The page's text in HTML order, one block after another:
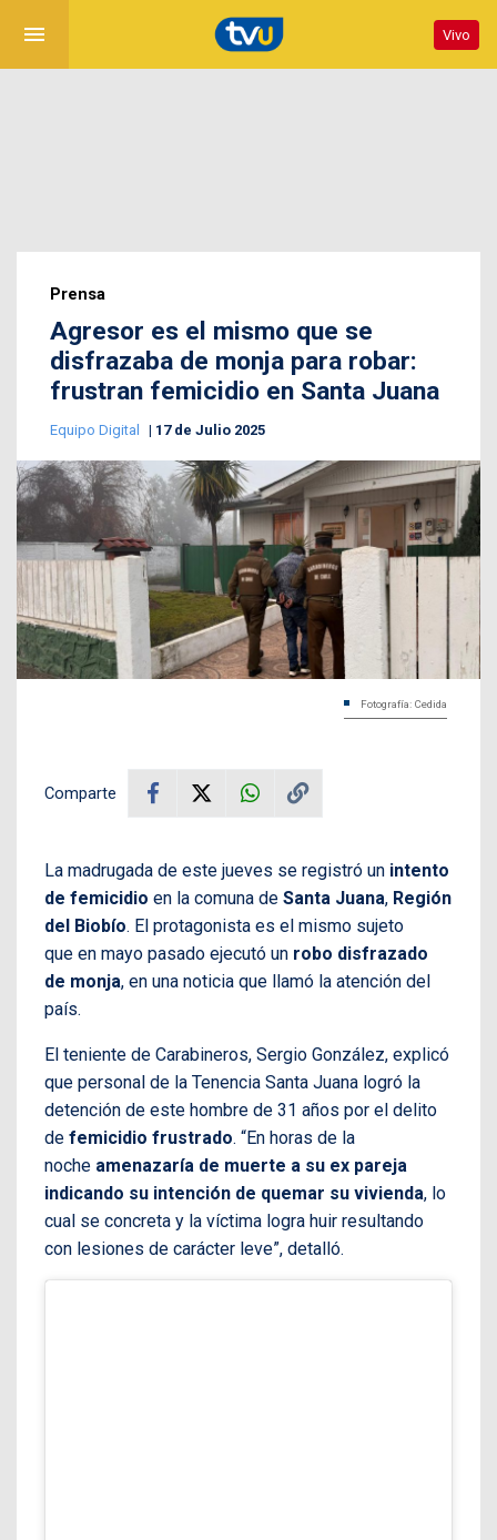
menu Vivo
Prensa
Agresor es el mismo que se
disfrazaba de monja para robar:
frustran femicidio en Santa Juana
Equipo Digital 17 de Julio 2025
Fotografía: Cedida
Comparte
La madrugada de este jueves se registró un intento
de femicidio en la comuna de Santa Juana, Región
del Biobío. El protagonista es el mismo sujeto
que en mayo pasado ejecutó un robo disfrazado
de monja, en una noticia que llamó la atención del
país.
El teniente de Carabineros, Sergio González, explicó
que personal de la Tenencia Santa Juana logró la
detención de este hombre de 31 años por el delito
de femicidio frustrado. “En horas de la
noche amenazaría de muerte a su ex pareja
indicando su intención de quemar su vivienda, lo
cual se concreta y la víctima logra huir resultando
con lesiones de carácter leve”, detalló.